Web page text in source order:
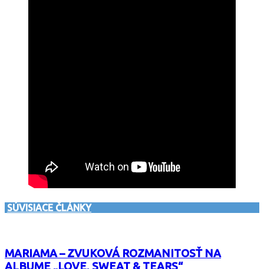
SÚVISIACE ČLÁNKY
MARIAMA – ZVUKOVÁ ROZMANITOSŤ NA
ALBUME „LOVE, SWEAT & TEARS“